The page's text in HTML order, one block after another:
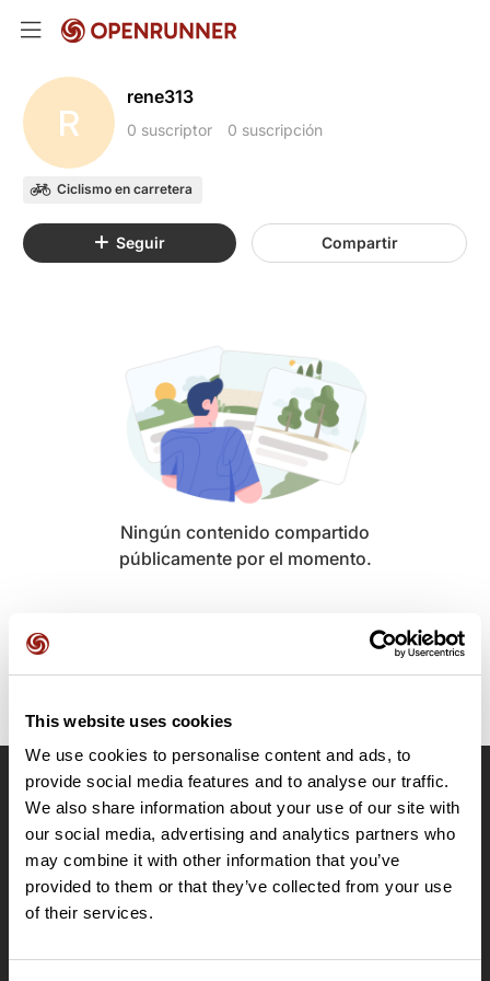
This website uses cookies
We use cookies to personalise content and ads, to
provide social media features and to analyse our traffic.
We also share information about your use of our site with
our social media, advertising and analytics partners who
may combine it with other information that you’ve
provided to them or that they’ve collected from your use
of their services.
R
rene313
0 suscriptor 0 suscripción
Ciclismo en carretera
Seguir Compartir
Ningún contenido compartido
públicamente por el momento.
OpenRunner
Equipo
Empleo
A proposito
Contacto